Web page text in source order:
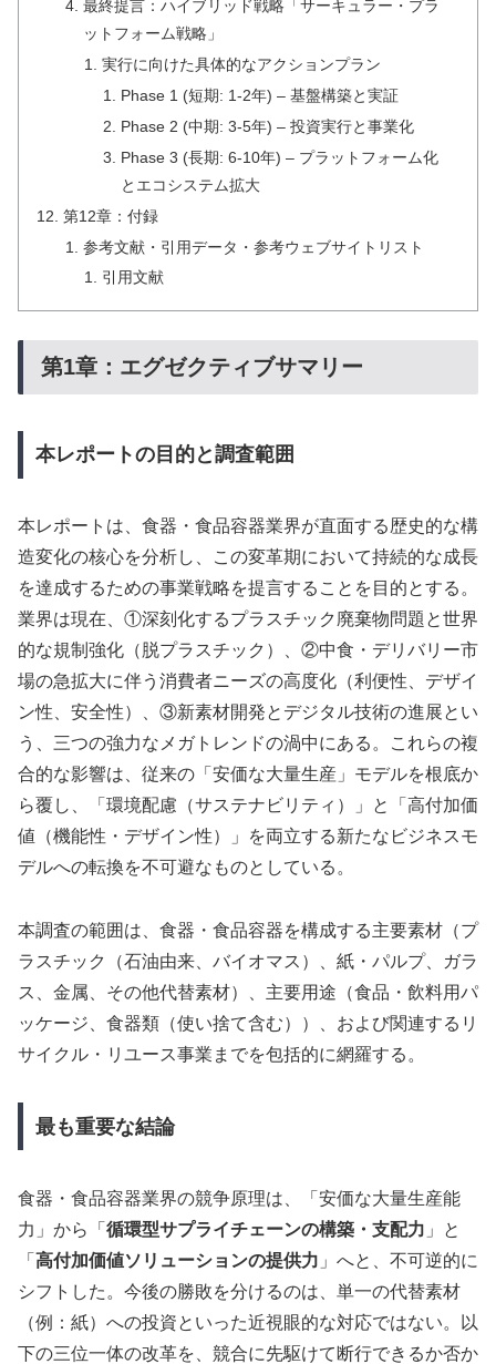
最終提言：ハイブリッド戦略「サーキュラー・プラ
ットフォーム戦略」
実行に向けた具体的なアクションプラン
Phase 1 (短期: 1-2年) – 基盤構築と実証
Phase 2 (中期: 3-5年) – 投資実行と事業化
Phase 3 (長期: 6-10年) – プラットフォーム化
とエコシステム拡大
第12章：付録
参考文献・引用データ・参考ウェブサイトリスト
引用文献
第1章：エグゼクティブサマリー
本レポートの目的と調査範囲
本レポートは、食器・食品容器業界が直面する歴史的な構
造変化の核心を分析し、この変革期において持続的な成長
を達成するための事業戦略を提言することを目的とする。
業界は現在、①深刻化するプラスチック廃棄物問題と世界
的な規制強化（脱プラスチック）、②中食・デリバリー市
場の急拡大に伴う消費者ニーズの高度化（利便性、デザイ
ン性、安全性）、③新素材開発とデジタル技術の進展とい
う、三つの強力なメガトレンドの渦中にある。これらの複
合的な影響は、従来の「安価な大量生産」モデルを根底か
ら覆し、「環境配慮（サステナビリティ）」と「高付加価
値（機能性・デザイン性）」を両立する新たなビジネスモ
デルへの転換を不可避なものとしている。
本調査の範囲は、食器・食品容器を構成する主要素材（プ
ラスチック（石油由来、バイオマス）、紙・パルプ、ガラ
ス、金属、その他代替素材）、主要用途（食品・飲料用パ
ッケージ、食器類（使い捨て含む））、および関連するリ
サイクル・リユース事業までを包括的に網羅する。
最も重要な結論
食器・食品容器業界の競争原理は、「安価な大量生産能
力」から「 循環型サプライチェーンの構築・支配力 」と
「 高付加価値ソリューションの提供力 」へと、不可逆的に
シフトした。今後の勝敗を分けるのは、単一の代替素材
（例：紙）への投資といった近視眼的な対応ではない。以
下の三位一体の改革を、競合に先駆けて断行できるか否か